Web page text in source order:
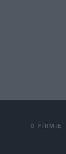
O FIRMIE